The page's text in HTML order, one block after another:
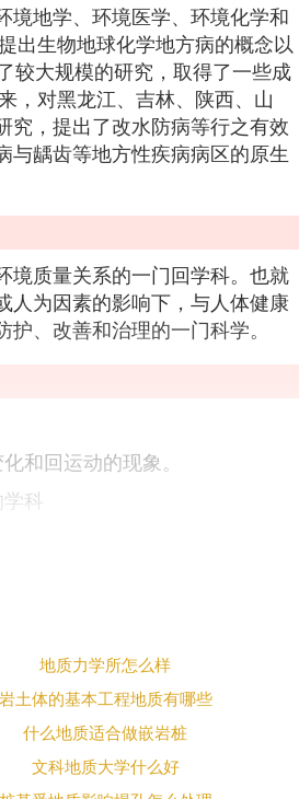
境地学、环境医学、环境化学和
出生物地球化学地方病的概念以
较大规模的研究，取得了一些成
，对黑龙江、吉林、陕西、山
究，提出了改水防病等行之有效
与龋齿等地方性疾病病区的原生
境质量关系的一门回学科。也就
人为因素的影响下，与人体健康
、改善和治理的一门科学。
和回运动的现象。
科
下水的分布和形成规律，地下水
积物，岩体稳定性，地震等。工程
阶段。
良地质现象提供资料。例如，兴
地质力学所怎么样
岩土体的基本工程地质有哪些
什么地质适合做嵌岩桩
文科地质大学什么好